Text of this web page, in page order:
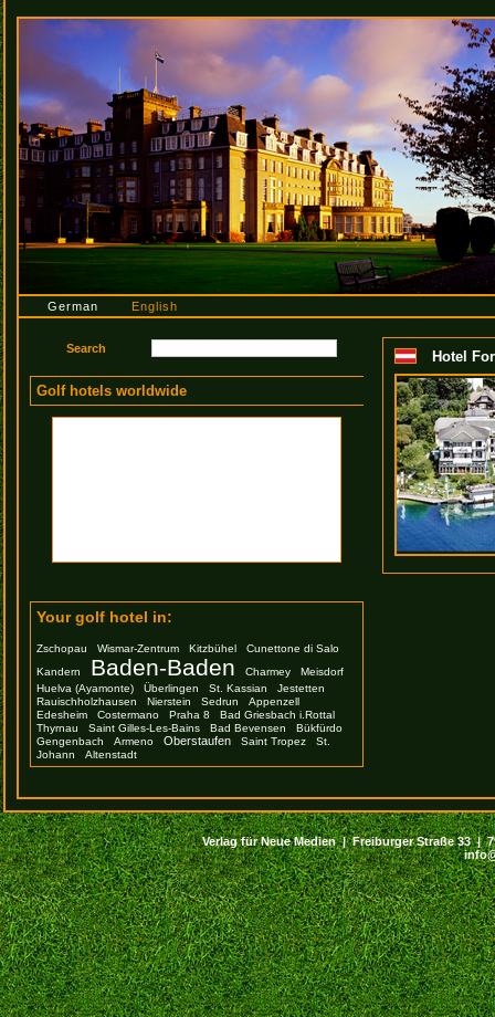
German English
Golf hotels worldwide
Your golf hotel in:
Zschopau Wismar-Zentrum Kitzbühel
Cunettone di Salo
Kandern
Baden-Baden Charmey
Meisdorf
Huelva (Ayamonte)
Überlingen St. Kassian
Jestetten
Rauischholzhausen
Nierstein Sedrun
Appenzell
Edesheim
Costermano Praha 8
Bad Griesbach i.Rottal
Thyrnau
Saint Gilles-Les-Bains Bad Bevensen
Bükfürdo
Gengenbach
Armeno Oberstaufen Saint Tropez
St.
Johann
Altenstadt
Hotel
Verlag für Neue Medien | Freiburger Straße 33 |